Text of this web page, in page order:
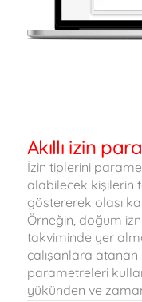
Akıllı izin
İzin tiplerini
alabilecek kişilerin
göstererek olası
Örneğin, doğum
takviminde yer
çalışanlara atanan
parametreleri
yükünden ve